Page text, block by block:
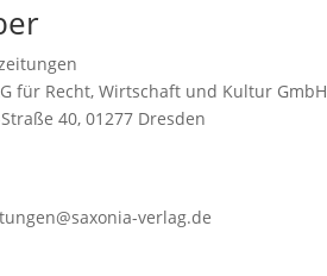
für Recht, Wirtschaft und Kultur GmbH
40, 01277 Dresden
verlag.de